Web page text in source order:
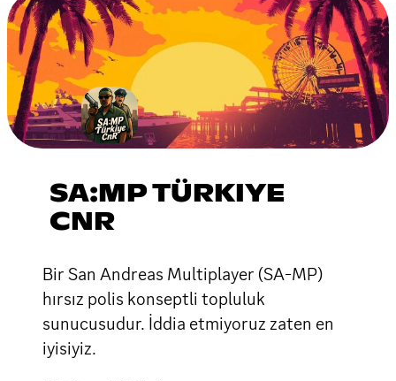
SA:MP TÜRKIYE
CNR
Bir San Andreas Multiplayer (SA-MP)
hırsız polis konseptli topluluk
sunucusudur. İddia etmiyoruz zaten en
iyisiyiz.